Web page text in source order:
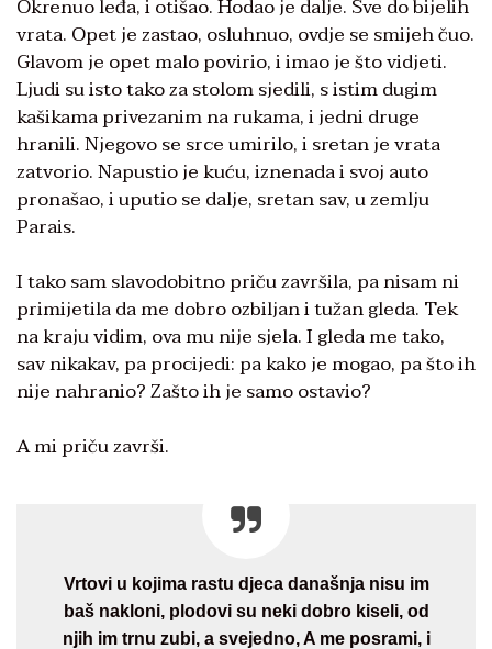
Okrenuo leđa, i otišao. Hodao je dalje. Sve do bijelih
vrata. Opet je zastao, osluhnuo, ovdje se smijeh čuo.
Glavom je opet malo povirio, i imao je što vidjeti.
Ljudi su isto tako za stolom sjedili, s istim dugim
kašikama privezanim na rukama, i jedni druge
hranili. Njegovo se srce umirilo, i sretan je vrata
zatvorio. Napustio je kuću, iznenada i svoj auto
pronašao, i uputio se dalje, sretan sav, u zemlju
Parais.
I tako sam slavodobitno priču završila, pa nisam ni
primijetila da me dobro ozbiljan i tužan gleda. Tek
na kraju vidim, ova mu nije sjela. I gleda me tako,
sav nikakav, pa procijedi: pa kako je mogao, pa što ih
nije nahranio? Zašto ih je samo ostavio?
A mi priču završi.
Vrtovi u kojima rastu djeca današnja nisu im
baš nakloni, plodovi su neki dobro kiseli, od
njih im trnu zubi, a svejedno, A me posrami, i